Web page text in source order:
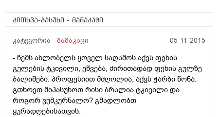
კითხვა-პასუხი - მამაკაცი
კატეგორია - მამაკაცი 05-11-2015
- ჩემს ახლობელს ყოველ საღამოს აქვს ფეხის
გულების ტკივილი, ეწვება, ძირითადად ფეხის გულზე
ბალიშები. პროფესიით მძღოლია, აქვს ჭარბი წონა.
გთხოვთ მიპასუხოთ რისი ბრალია ტკივილი და
როგორ ვუმკურნალო? გმადლობთ
ყურადღებისათვის.